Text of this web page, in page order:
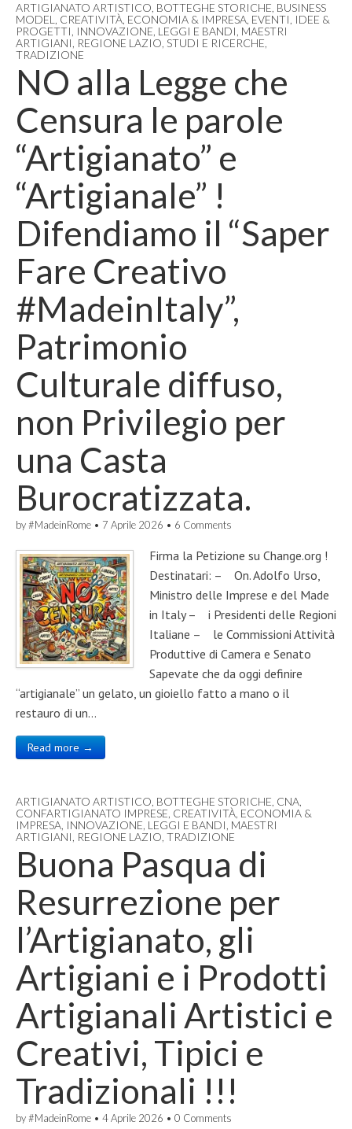
ARTIGIANATO ARTISTICO BOTTEGHE STORICHE BUSINESS
MODEL
CREATIVITÀ ECONOMIA & IMPRESA EVENTI IDEE &
PROGETTI INNOVAZIONE LEGGI E BANDI MAESTRI
ARTIGIANI REGIONE LAZIO STUDI E RICERCHE
TRADIZIONE
NO alla Legge che
Censura le parole
“Artigianato” e
“Artigianale” !
Difendiamo il “Saper
Fare Creativo
#MadeinItaly”,
Patrimonio
Culturale diffuso,
non Privilegio per
una Casta
Burocratizzata.
by#MadeinRome • 7 Aprile 2026 • 6 Comments
Firma la Petizione su Change.org !
Destinatari: – On. Adolfo Urso,
Ministro delle Imprese e del Made
in Italy – i Presidenti delle Regioni
Italiane – le Commissioni Attività
Produttive di Camera e Senato
Sapevate che da oggi definire
“artigianale” un gelato, un gioiello fatto a mano o il
restauro di un…
Read more →
ARTIGIANATO ARTISTICO BOTTEGHE STORICHE CNA
CONFARTIGIANATO IMPRESE CREATIVITÀ ECONOMIA &
IMPRESA INNOVAZIONE LEGGI E BANDI MAESTRI
ARTIGIANI REGIONE LAZIO TRADIZIONE
Buona Pasqua di
Resurrezione per
l’Artigianato, gli
Artigiani e i Prodotti
Artigianali Artistici e
Creativi, Tipici e
Tradizionali !!!
by#MadeinRome • 4 Aprile 2026 • 0 Comments